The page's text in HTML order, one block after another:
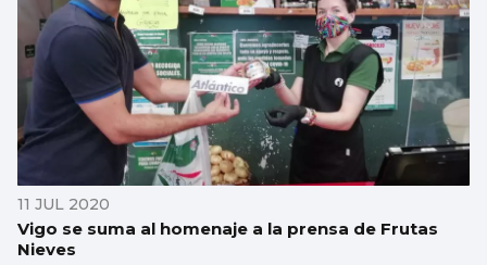
11 JUL 2020
Vigo se suma al homenaje a la prensa de Frutas
Nieves